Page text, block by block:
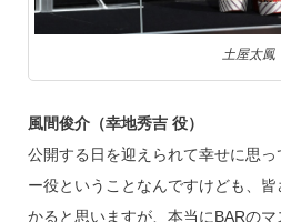
土屋太鳳
風間俊介（幸地秀吉 役）
公開する日を迎えられて幸せに思
ー役ということなんですけども、
かると思いますが、本当にBARの